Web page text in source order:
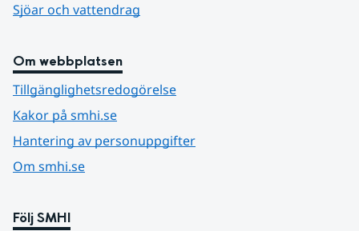
Sjöar och vattendrag
Om webbplatsen
Tillgänglighetsredogörelse
Kakor på smhi.se
Hantering av personuppgifter
Om smhi.se
Följ SMHI